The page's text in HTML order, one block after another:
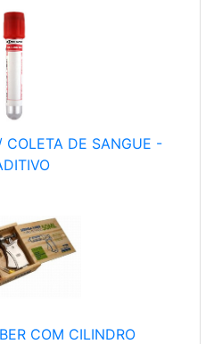
COLETA DE SANGUE -
COM CILINDRO